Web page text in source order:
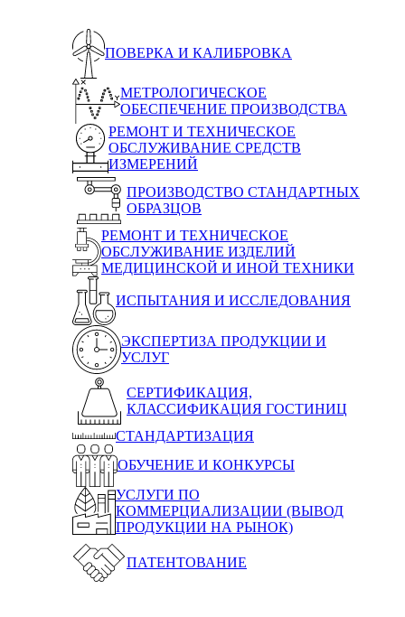
ПОВЕРКА И КАЛИБРОВКА
МЕТРОЛОГИЧЕСКОЕ
ОБЕСПЕЧЕНИЕ ПРОИЗВОДСТВА
РЕМОНТ И ТЕХНИЧЕСКОЕ
ОБСЛУЖИВАНИЕ СРЕДСТВ
ИЗМЕРЕНИЙ
ПРОИЗВОДСТВО СТАНДАРТНЫХ
ОБРАЗЦОВ
РЕМОНТ И ТЕХНИЧЕСКОЕ
ОБСЛУЖИВАНИЕ ИЗДЕЛИЙ
МЕДИЦИНСКОЙ И ИНОЙ ТЕХНИКИ
ИСПЫТАНИЯ И ИССЛЕДОВАНИЯ
ЭКСПЕРТИЗА ПРОДУКЦИИ И
УСЛУГ
СЕРТИФИКАЦИЯ,
КЛАССИФИКАЦИЯ ГОСТИНИЦ
СТАНДАРТИЗАЦИЯ
ОБУЧЕНИЕ И КОНКУРСЫ
УСЛУГИ ПО
КОММЕРЦИАЛИЗАЦИИ (ВЫВОД
ПРОДУКЦИИ НА РЫНОК)
ПАТЕНТОВАНИЕ